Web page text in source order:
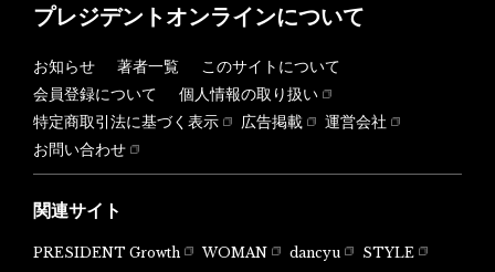
プレジデントオンラインについて
お知らせ 著者一覧
このサイトについて
会員登録について
個人情報の取り扱い
特定商取引法に基づく表示
広告掲載
運営会社
お問い合わせ
関連サイト
PRESIDENT Growth WOMAN dancyu
STYLE